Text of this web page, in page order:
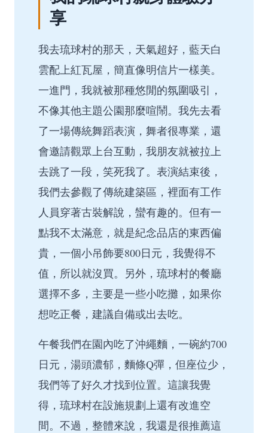
享
我去琉球村的那天，天氣超好，藍天白
雲配上紅瓦屋，簡直像明信片一樣美。
一進門，我就被那種悠閒的氛圍吸引，
不像其他主題公園那麼喧鬧。我先去看
了一場傳統舞蹈表演，舞者很專業，還
會邀請觀眾上台互動，我朋友就被拉上
去跳了一段，笑死我了。表演結束後，
我們去參觀了傳統建築區，裡面有工作
人員穿著古裝解說，蠻有趣的。但有一
點我不太滿意，就是紀念品店的東西偏
貴，一個小吊飾要800日元，我覺得不
值，所以就沒買。另外，琉球村的餐廳
選擇不多，主要是一些小吃攤，如果你
想吃正餐，建議自備或出去吃。
午餐我們在園內吃了沖繩麵，一碗約700
日元，湯頭濃郁，麵條Q彈，但座位少，
我們等了好久才找到位置。這讓我覺
得，琉球村在設施規劃上還有改進空
間。不過，整體來說，我還是很推薦這